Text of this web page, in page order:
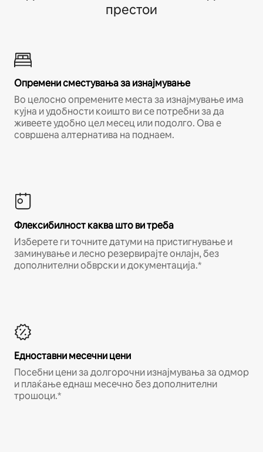
престои
Опремени сместувања за изнајмување
Во целосно опремените места за изнајмување има
кујна и удобности коишто ви се потребни за да
живеете удобно цел месец или подолго. Ова е
совршена алтернатива на поднаем.
Флексибилност каква што ви треба
Изберете ги точните датуми на пристигнување и
заминување и лесно резервирајте онлајн, без
дополнителни обврски и документација.*
Едноставни месечни цени
Посебни цени за долгорочни изнајмувања за одмор
и плаќање еднаш месечно без дополнителни
трошоци.*